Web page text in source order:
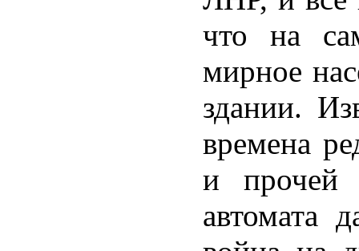
что на
мирное
здании.
времена
и прочей
автомата